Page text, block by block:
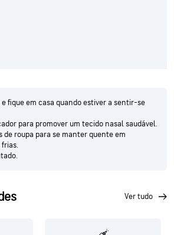
fique em casa quando estiver a sentir-se
para promover um tecido nasal saudável.
de roupa para se manter quente em
ver tudo